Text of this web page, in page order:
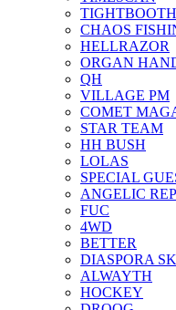
TIGHTBOOTH
CHAOS
HELLRAZOR
ORGAN
QH
VILLAGE PM
COMET
STAR TEAM
HH BUSH
LOLAS
SPECIAL
ANGELIC
FUC
4WD
BETTER
DIASPORA
ALWAYTH
HOCKEY